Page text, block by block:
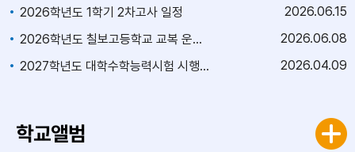
2026학년도 1학기 2차고사 일정
2026 06.15
2026학년도 칠보고등학교 교복 운영 현황
2026 06.08
2027학년도 대학수학능력시험 시행기본계획
2026 04.09
학교앨범